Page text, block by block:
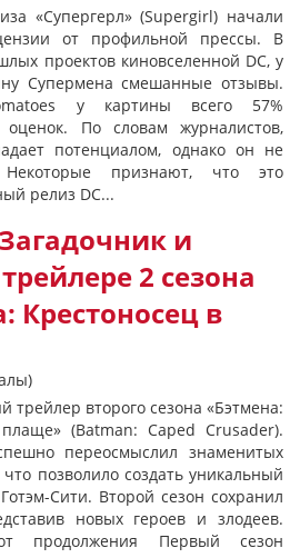
«Супергерл» (Supergirl) начали
от профильной прессы. В
проектов киновселенной DC, у
Супермена смешанные отзывы.
у картины всего 57%
оценок. По словам журналистов,
потенциалом, однако он не
Некоторые признают, что это
релиз DC...
и
2 сезона
Крестоносец в
второго сезона «Бэтмена:
(Batman: Caped Crusader).
переосмыслил знаменитых
позволило создать уникальный
Сити. Второй сезон сохранил
новых героев и злодеев.
продолжения Первый сезон